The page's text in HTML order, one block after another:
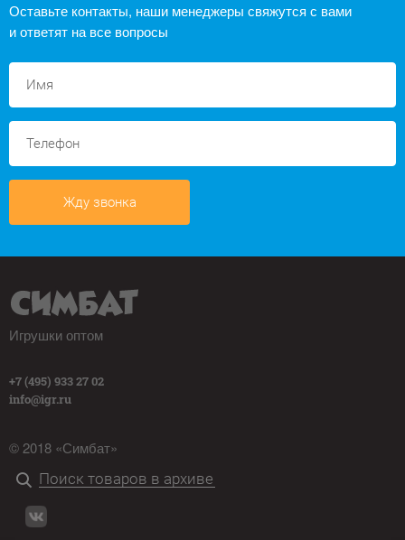
Оставьте контакты, наши менеджеры свяжутся с вами
и ответят на все вопросы
Жду звонка
Игрушки оптом
+7 (495) 933 27 02
info@igr.ru
© 2018 «Симбат»